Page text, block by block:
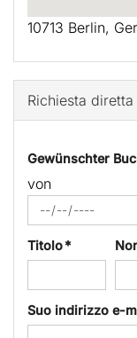
10713 Berlin,
Richiesta diretta
Gewünschter
von
Titolo *
Suo indirizzo e-